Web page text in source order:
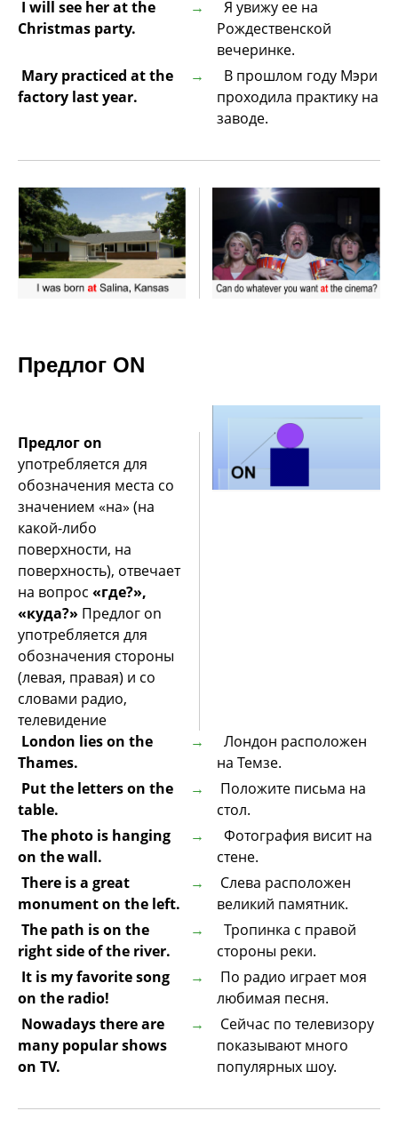
I will see her at the
Christmas party.
Я увижу ее на
Рождественской
вечеринке.
Mary practiced at the
factory last year.
В прошлом году Мэри
проходила практику на
заводе.
Предлог ON
Предлог оn
употребляется для
обозначения места со
значением «на» (на
какой-либо
поверхности, на
поверхность), отвечает
на вопрос «где?»,
«куда?» Предлог оn
употребляется для
обозначения стороны
(левая, правая) и со
словами радио,
телевидение
London lies on the
Thames.
Лондон расположен
на Темзе.
Put the letters on the
table.
Положите письма на
стол.
The photo is hanging
on the wall.
Фотография висит на
стене.
There is a great
monument on the left.
Слева расположен
великий памятник.
The path is on the
right side of the river.
Тропинка с правой
стороны реки.
It is my favorite song
on the radio!
По радио играет моя
любимая песня.
Nowadays there are
many popular shows
on TV.
Сейчас по телевизору
показывают много
популярных шоу.